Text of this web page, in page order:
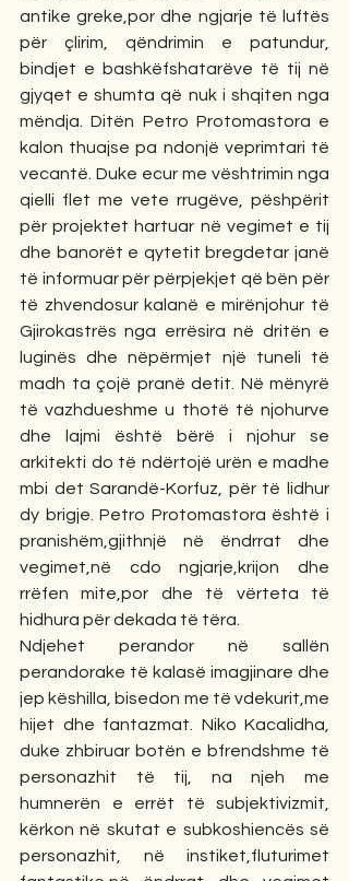
antike greke,por dhe ngjarje të luftës
për çlirim, qëndrimin e patundur,
bindjet e bashkëfshatarëve të tij në
gjyqet e shumta që nuk i shqiten nga
mëndja. Ditën Petro Protomastora e
kalon thuajse pa ndonjë veprimtari të
vecantë. Duke ecur me vështrimin nga
qielli flet me vete rrugëve, pëshpërit
për projektet hartuar në vegimet e tij
dhe banorët e qytetit bregdetar janë
të informuar për përpjekjet që bën për
të zhvendosur kalanë e mirënjohur të
Gjirokastrës nga errësira në dritën e
luginës dhe nëpërmjet një tuneli të
madh ta çojë pranë detit. Në mënyrë
të vazhdueshme u thotë të njohurve
dhe lajmi është bërë i njohur se
arkitekti do të ndërtojë urën e madhe
mbi det Sarandë-Korfuz, për të lidhur
dy brigje. Petro Protomastora është i
pranishëm,gjithnjë në ëndrrat dhe
vegimet,në cdo ngjarje,krijon dhe
rrëfen mite,por dhe të vërteta të
hidhura për dekada të tëra.
Ndjehet perandor në sallën
perandorake të kalasë imagjinare dhe
jep këshilla, bisedon me të vdekurit,me
hijet dhe fantazmat. Niko Kacalidha,
duke zhbiruar botën e bfrendshme të
personazhit të tij, na njeh me
humnerën e errët të subjektivizmit,
kërkon në skutat e subkoshiencës së
personazhit, në instiket,fluturimet